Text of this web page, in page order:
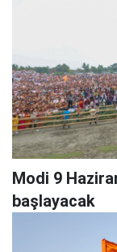
Modi 9
başlayacak